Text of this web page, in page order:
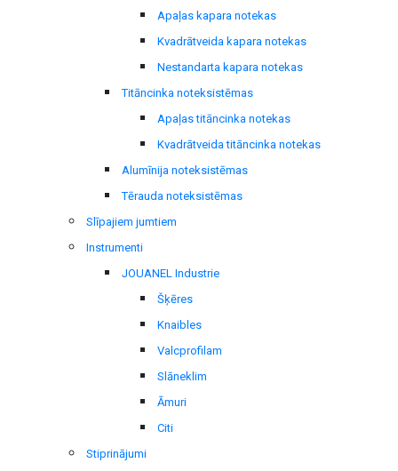
Apaļas kapara notekas
Kvadrātveida kapara notekas
Nestandarta kapara notekas
Titāncinka noteksistēmas
Apaļas titāncinka notekas
Kvadrātveida titāncinka notekas
Alumīnija noteksistēmas
Tērauda noteksistēmas
Slīpajiem jumtiem
Instrumenti
JOUANEL Industrie
Šķēres
Knaibles
Valcprofilam
Slāneklim
Āmuri
Citi
Stiprinājumi